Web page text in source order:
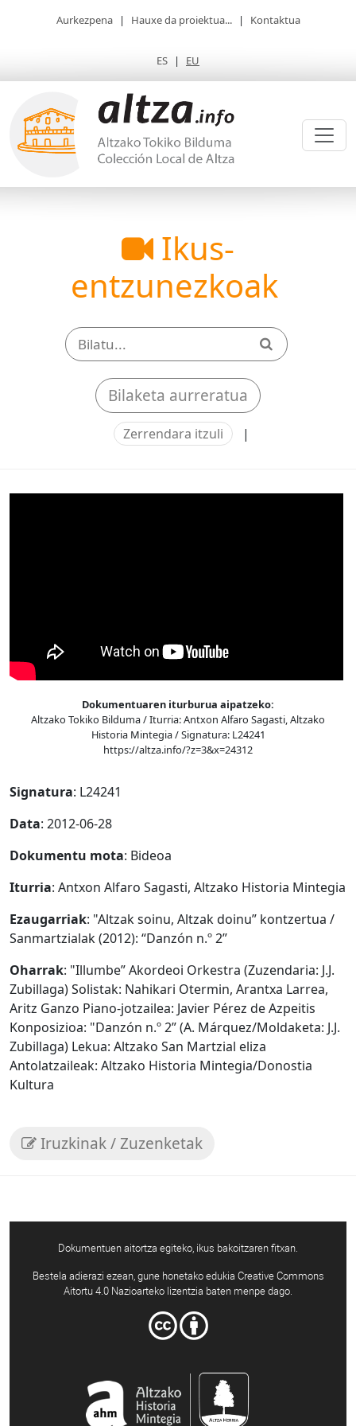
Aurkezpena | Hauxe da proiektua... | Kontaktua
ES | EU
Ikus-
entzunezkoak
Bilaketa aurreratua
Zerrendara itzuli |
Dokumentuaren iturburua aipatzeko:
Altzako Tokiko Bilduma / Iturria: Antxon Alfaro Sagasti, Altzako
Historia Mintegia / Signatura: L24241
https://altza.info/?z=3&x=24312
Signatura: L24241
Data: 2012-06-28
Dokumentu mota: Bideoa
Iturria: Antxon Alfaro Sagasti, Altzako Historia Mintegia
Ezaugarriak: "Altzak soinu, Altzak doinu” kontzertua /
Sanmartzialak (2012): “Danzón n.º 2”
Oharrak: "Illumbe” Akordeoi Orkestra (Zuzendaria: J.J.
Zubillaga) Solistak: Nahikari Otermin, Arantxa Larrea,
Aritz Ganzo Piano-jotzailea: Javier Pérez de Azpeitis
Konposizioa: "Danzón n.º 2” (A. Márquez/Moldaketa: J.J.
Zubillaga) Lekua: Altzako San Martzial eliza
Antolatzaileak: Altzako Historia Mintegia/Donostia
Kultura
Iruzkinak / Zuzenketak
Dokumentuen aitortza egiteko, ikus bakoitzaren fitxan.
Bestela adierazi ezean, gune honetako edukia Creative Commons
Aitortu 4.0 Nazioarteko lizentzia baten menpe dago.